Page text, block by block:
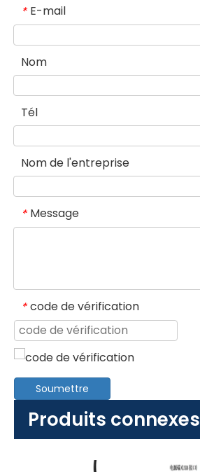
* E-mail
Nom
Tél
Nom de l'entreprise
* Message
* code de vérification
Soumettre
Produits connexes